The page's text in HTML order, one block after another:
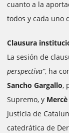
cuanto a la
todos y cada uno
Clausura
La sesión de
perspectiva”, ha
Sancho Gargallo,
Supremo, y Mercè
Justicia de
catedrática de